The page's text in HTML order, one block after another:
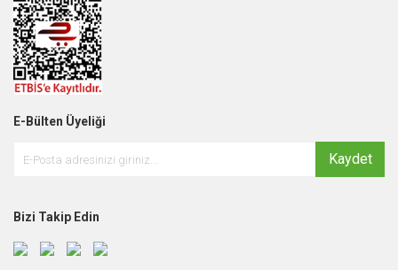
E-Bülten Üyeliği
Kaydet
Bizi Takip Edin